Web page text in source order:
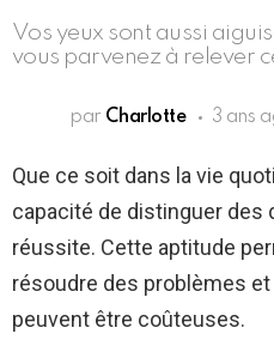
Vos yeux sont aussi
vous parvenez à relever
par Charlotte 3 ans
Que ce soit dans la vie
capacité de distinguer des
réussite. Cette aptitude
résoudre des problèmes et
peuvent être coûteuses.